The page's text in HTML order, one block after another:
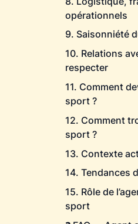
opérationnels
9. Saisonniété
10. Relations
respecter
11. Comment
sport ?
12. Comment
sport ?
13. Contexte
14. Tendances
15. Rôle de
sport